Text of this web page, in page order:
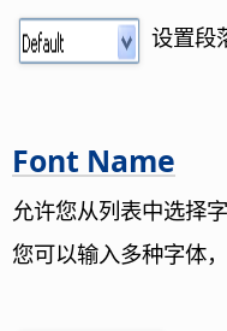
设置段
Font Name
允许您从列表中选择
您可以输入多种字体